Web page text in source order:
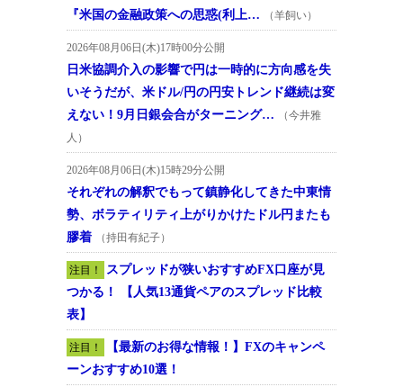
『米国の金融政策への思惑(利上…
（羊飼い）
2026年08月06日(木)17時00分公開
日米協調介入の影響で円は一時的に方向感を失
いそうだが、米ドル/円の円安トレンド継続は変
えない！9月日銀会合がターニング…
（今井雅
人）
2026年08月06日(木)15時29分公開
それぞれの解釈でもって鎮静化してきた中東情
勢、ボラティリティ上がりかけたドル円またも
膠着
（持田有紀子）
注目！
スプレッドが狭いおすすめFX口座が見
つかる！ 【人気13通貨ペアのスプレッド比較
表】
注目！
【最新のお得な情報！】FXのキャンペ
ーンおすすめ10選！